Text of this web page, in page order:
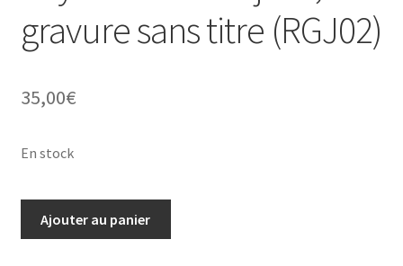
gravure sans titre (RGJ02)
35,00€
En stock
Ajouter au panier